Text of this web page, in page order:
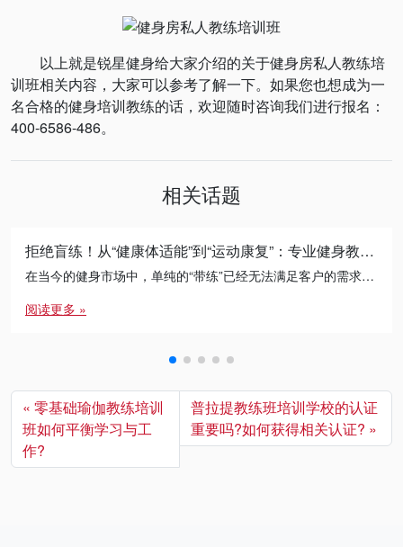
以上就是锐星健身给大家介绍的关于健身房私人教练培
训班相关内容，大家可以参考了解一下。如果您也想成为一
名合格的健身培训教练的话，欢迎随时咨询我们进行报名：
400-6586-486。
相关话题
拒绝盲练！从“健康体适能”到“运动康复”：专业健身教练的必修进阶之路
在当今的健身市场中，单纯的“带练”已经无法满足客户的需求。无论是减脂瓶颈期的突破，还是针对久坐人群的体态矫正， […]
阅读更多 »
零基础瑜伽教练培训
班如何平衡学习与工
作?
普拉提教练班培训学校的认证
重要吗?如何获得相关认证?